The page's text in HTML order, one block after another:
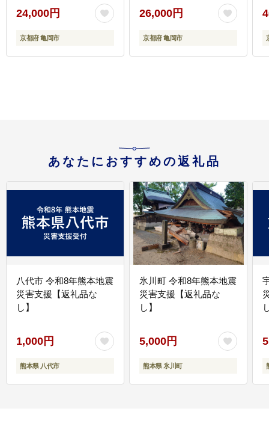
加熱 国産 完熟 無添加
生はちみつ 家庭用 蜂蜜
健康 ダイエット》訳あ
24,000円
京都府 亀岡市
テーキ ひら山 厳選≪緊
急支援 牛肉 和牛 国産
丹波産 ふるさと納税ス
26,000円
京都府 亀岡市
あなたにおすすめの返礼品
八代市 令和8年熊本地震
災害支援【返礼品な
し】
1,000円
熊本県 八代市
氷川町 令和8年熊本地震
災害支援【返礼品な
し】
5,000円
熊本県 氷川町